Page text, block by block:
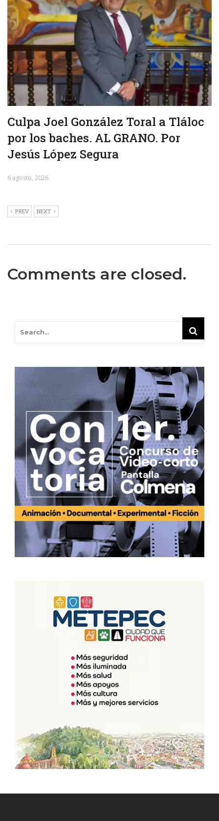
Culpa Joel González Toral a Tláloc
por los baches. AL GRANO. Por
Jesús López Segura
6 agosto, 2026
PREV NEXT
Comments are closed.